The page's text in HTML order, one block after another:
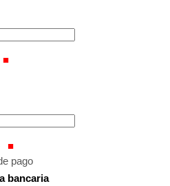
pago
bancaria